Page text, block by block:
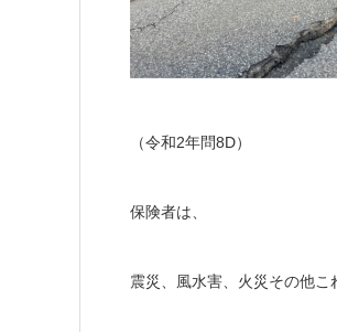
（令和2年問8D）
保険者は、
震災、風水害、火災その他